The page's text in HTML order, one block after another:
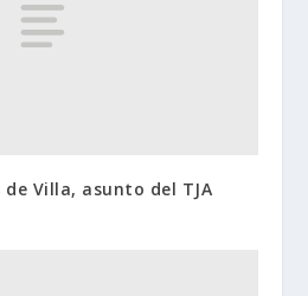
Villa, asunto del TJA